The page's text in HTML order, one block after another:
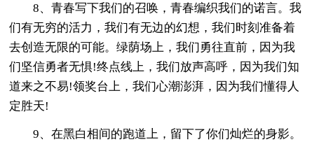
8、青春写下我们的召唤，青春编织我们的诺言。我
们有无穷的活力，我们有无边的幻想，我们时刻准备着
去创造无限的可能。绿荫场上，我们勇往直前，因为我
们坚信勇者无惧!终点线上，我们放声高呼，因为我们知
道来之不易!领奖台上，我们心潮澎湃，因为我们懂得人
定胜天!
9、在黑白相间的跑道上，留下了你们灿烂的身影。